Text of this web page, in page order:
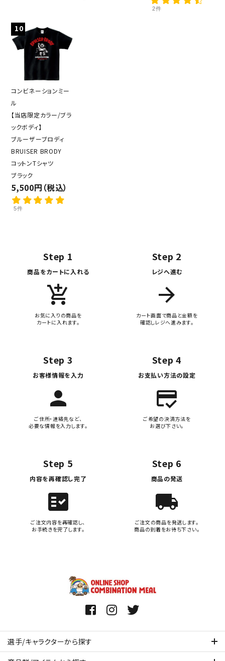
2件
10
コンビネーションミー
ル
【当店限定カラー/ブラ
ックボディ】
ブルーザーブロディ
BRUISER BRODY
コットンTシャツ
ブラック
5,500円（税込）
5件
Step 1
商品をカートに入れる
add_shopping_cart
お気に入りの商品を
カートに入れます。
Step 2
レジへ進む
arrow_forward
カート画面で商品と金額を
確認しレジへ進みます。
Step 3
お客様情報を入力
person
ご住所・連絡先など、
必要な情報を入力します。
Step 4
お支払い方法の設定
credit_score
ご希望の決済方法を
お選び下さい。
Step 5
内容を再確認し完了
fact_check
ご注文内容を再確認し、
お手続きを完了します。
Step 6
商品の発送
local_shipping
ご注文の商品を発送します。
商品の到着をお待ち下さい。
選手/キャラクターから探す